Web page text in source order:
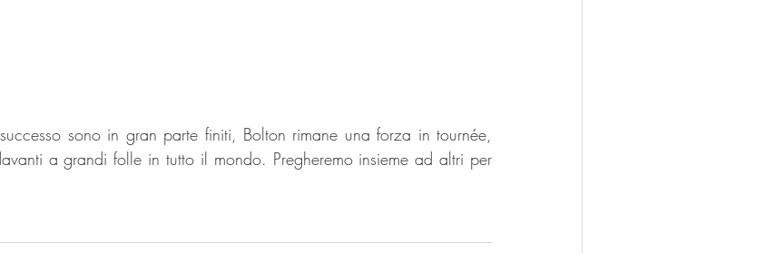
sono in gran parte finiti, Bolton rimane una forza in tournée,
a grandi folle in tutto il mondo. Pregheremo insieme ad altri per